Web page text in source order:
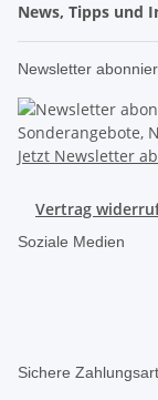
News, Tipps und
Newsletter
Sonderangebote,
Jetzt Newsletter
Vertrag
Soziale Medien
Sichere